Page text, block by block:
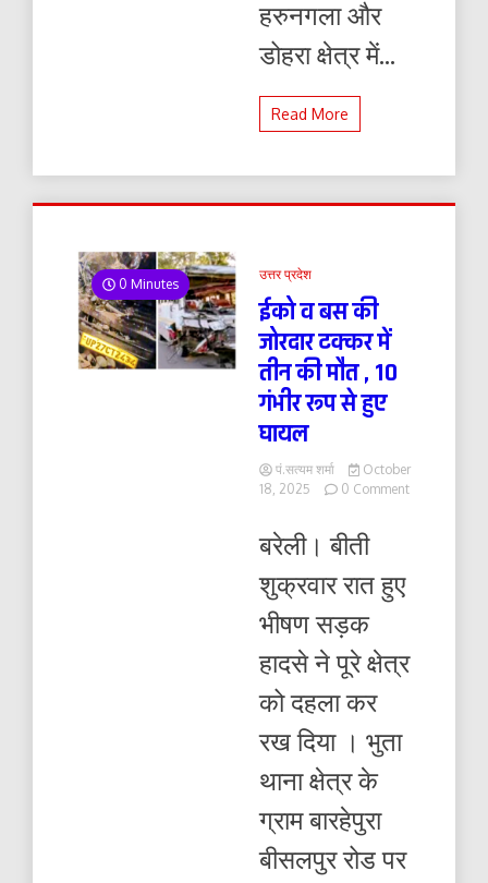
हरुनगला और
डोहरा क्षेत्र में...
Read More
0 Minutes
उत्तर प्रदेश
ईको व बस की
जोरदार टक्कर में
तीन की मौत , 10
गंभीर रूप से हुए
घायल
पं.सत्यम शर्मा
October
18, 2025
0 Commenton
की
बरेली। बीती
शुक्रवार रात हुए
भीषण सड़क
हादसे ने पूरे क्षेत्र
को दहला कर
रख दिया । भुता
थाना क्षेत्र के
ग्राम बारहेपुरा
बीसलपुर रोड पर